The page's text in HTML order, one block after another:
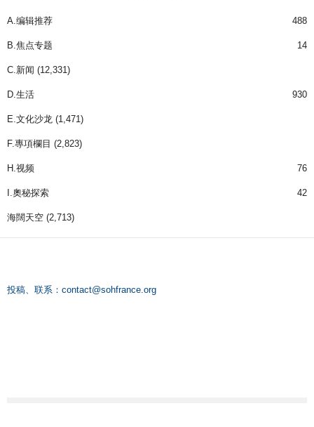
A.编辑推荐 488
B.焦点专题 14
C.新闻 (12,331)
D.生活 930
E.文化沙龙 (1,471)
F.專項欄目 (2,823)
H.视频 76
I.奧秘探索 42
海闊天空 (2,713)
投稿、联系： contact@sohfrance.org